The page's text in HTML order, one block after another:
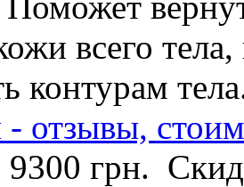
всего
контурам
отзывы,
9300 грн.